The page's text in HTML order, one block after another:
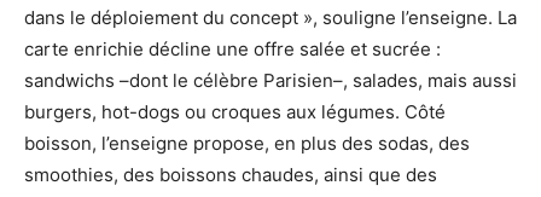
dans le déploiement du concept », souligne l’enseigne. La
carte enrichie décline une offre salée et sucrée :
sandwichs –dont le célèbre Parisien–, salades, mais aussi
burgers, hot-dogs ou croques aux légumes. Côté
boisson, l’enseigne propose, en plus des sodas, des
smoothies, des boissons chaudes, ainsi que des